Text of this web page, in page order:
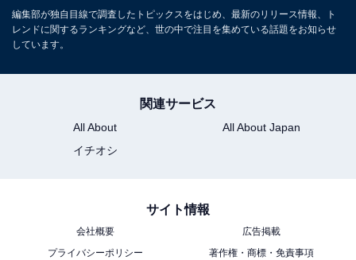
同じく3位となった2組目は「友近」。選んだ人からは以
下のようなコメントが寄せられました。
「独自の路線を貫く姿勢すごいです（40代・男性）」
「キャラが毎回たっていてすごいし面白い（20代・女
「設定への入り込み方が群を抜いているので（20代・男
性）」
編集部が独自目線で調査したトピックスをはじめ、最新のリリース情報、ト
レンドに関するランキングなど、世の中で注目を集めている話題をお知らせ
しています。
関連サービス
All About
All About Japan
イチオシ
サイト情報
会社概要
広告掲載
プライバシーポリシー
著作権・商標・免責事項